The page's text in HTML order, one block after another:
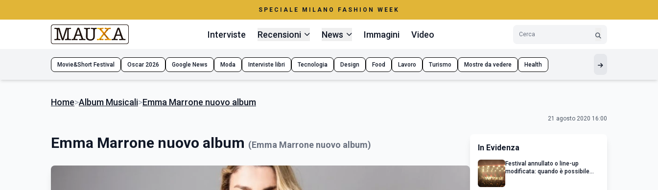
SPECIALE MILANO FASHION WEEK
Interviste Recensioni News Immagini Video
Movie&Short Festival Oscar 2026 Google News Moda Interviste libri Tecnologia Design Food Lavoro Turismo Mostre da vedere Health
Home>Album Musicali>Emma Marrone nuovo album
21 agosto 2020 16:00
Emma Marrone nuovo album (Emma Marrone nuovo album) In Evidenza
Festival annullato o line-up
modificata: quando è possibile